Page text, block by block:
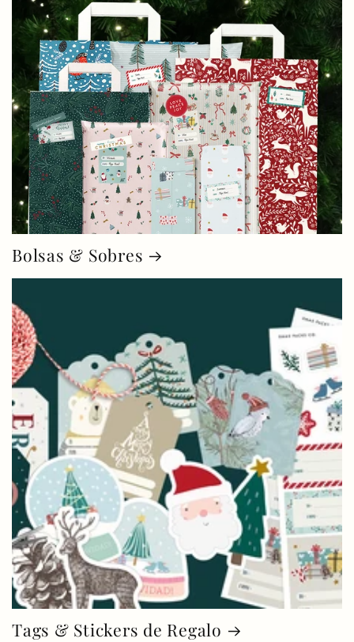
Bolsas & Sobres
Tags & Stickers de Regalo